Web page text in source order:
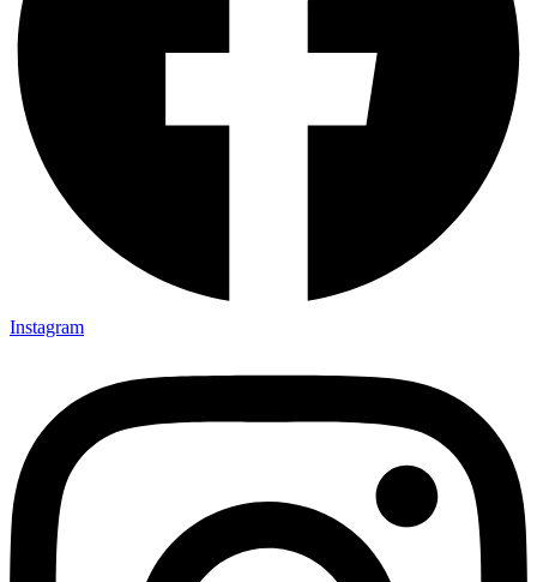
Instagram